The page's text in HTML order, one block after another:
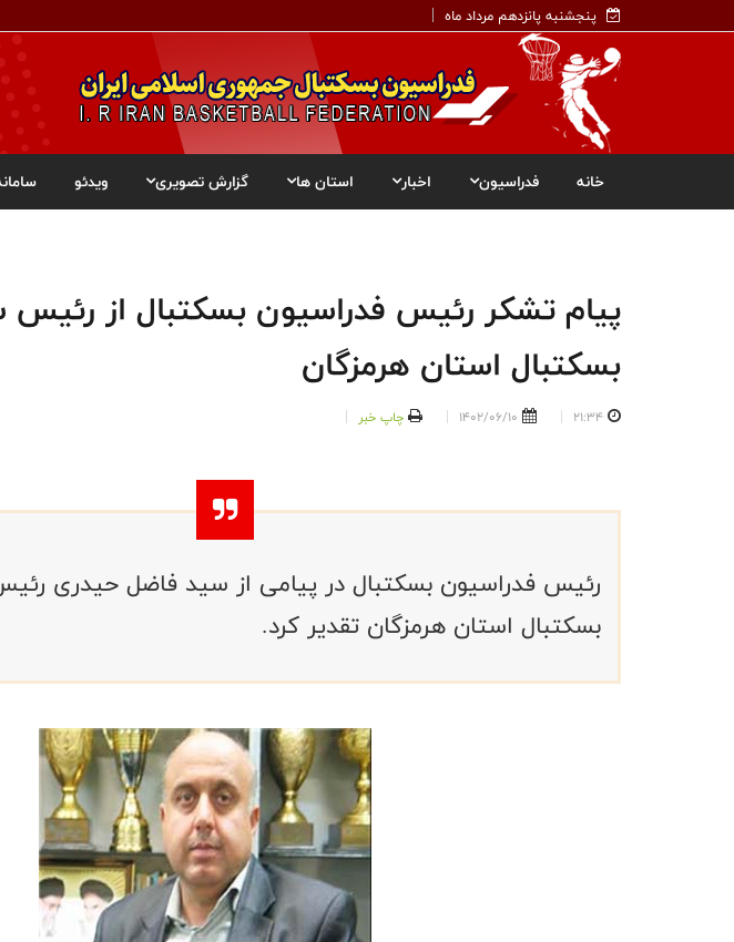
پنجشنبه پانزدهم مرداد ماه
خانه فدراسیون اخبار استان ها گزارش تصویری ویدئو
پیام تشکر رئیس فدراسیون بسکتبال از
بسکتبال استان هرمزگان
21:34
1402/06/10 چاپ خبر
رئیس فدراسیون بسکتبال در پیامی از سید فاضل حیدری
بسکتبال استان هرمزگان تقدیر کرد.